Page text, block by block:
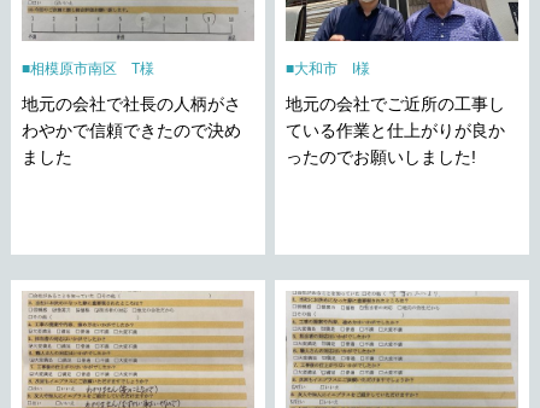
相模原市南区 T様
地元の会社で社長の人柄がさ
わやかで信頼できたので決め
ました
大和市 I様
地元の会社でご近所の工事し
ている作業と仕上がりが良か
ったのでお願いしました!